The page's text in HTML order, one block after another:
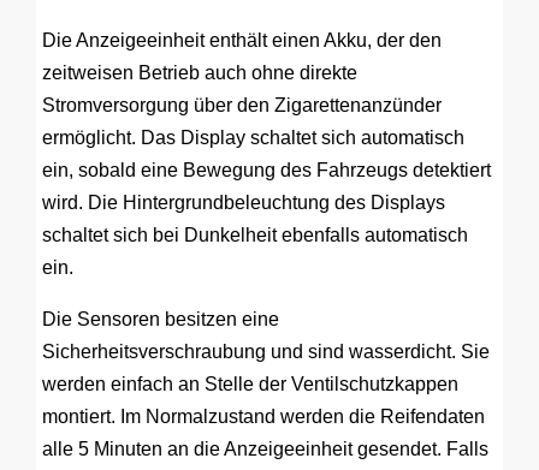
Die Anzeigeeinheit enthält einen Akku, der den
zeitweisen Betrieb auch ohne direkte
Stromversorgung über den Zigarettenanzünder
ermöglicht. Das Display schaltet sich automatisch
ein, sobald eine Bewegung des Fahrzeugs detektiert
wird. Die Hintergrundbeleuchtung des Displays
schaltet sich bei Dunkelheit ebenfalls automatisch
ein.
Die Sensoren besitzen eine
Sicherheitsverschraubung und sind wasserdicht. Sie
werden einfach an Stelle der Ventilschutzkappen
montiert. Im Normalzustand werden die Reifendaten
alle 5 Minuten an die Anzeigeeinheit gesendet. Falls